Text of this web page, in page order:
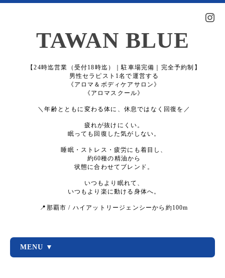
TAWAN BLUE
【24時迄営業（受付18時迄）｜駐車場完備｜完全予約制】
男性セラピスト1名で運営する
《アロマ＆ボディケアサロン》
《アロマスクール》
＼年齢とともに変わる体に、休息ではなく回復を／
疲れが抜けにくい。
眠っても回復した気がしない。
睡眠・ストレス・疲労にも着目し、
約60種の精油から
状態に合わせてブレンド。
いつもより眠れて、
いつもより楽に動ける身体へ。
📍那覇市 / ハイアットリージェンシーから約100m
MENU ▼